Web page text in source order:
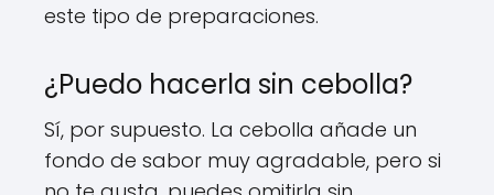
este tipo de preparaciones.
¿Puedo hacerla sin cebolla?
Sí, por supuesto. La cebolla añade un
fondo de sabor muy agradable, pero si